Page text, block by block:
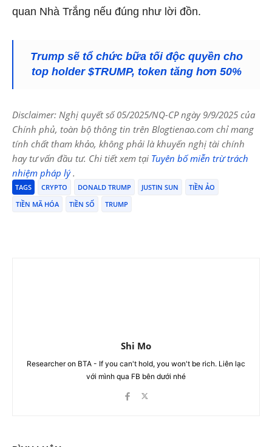
quan Nhà Trắng nếu đúng như lời đồn.
Trump sẽ tổ chức bữa tối độc quyền cho
top holder $TRUMP, token tăng hơn 50%
Disclaimer: Nghị quyết số 05/2025/NQ-CP ngày 9/9/2025 của
Chính phủ, toàn bộ thông tin trên Blogtienao.com chỉ mang
tính chất tham khảo, không phải là khuyến nghị tài chính
hay tư vấn đầu tư. Chi tiết xem tại Tuyên bố miễn trừ trách
nhiệm pháp lý.
TAGS CRYPTO DONALD TRUMP JUSTIN SUN
TIỀN ẢO
TIỀN MÃ HÓA
TIỀN SỐ TRUMP
Shi Mo
Researcher on BTA - If you can't hold, you won't be rich. Liên lạc
với mình qua FB bên dưới nhé